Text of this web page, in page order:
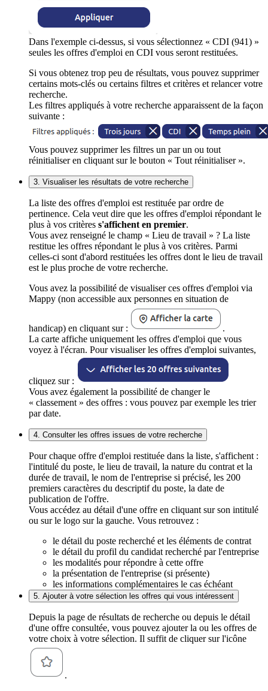
Dans l'exemple ci-dessus, si vous sélectionnez « CDI (941) »
seules les offres d'emploi en CDI vous seront restituées.
Si vous obtenez trop peu de résultats, vous pouvez supprimer
certains mots-clés ou certains filtres et critères et relancer votre
recherche.
Les filtres appliqués à votre recherche apparaissent de la façon
suivante :
Vous pouvez supprimer les filtres un par un ou tout
réinitialiser en cliquant sur le bouton « Tout réinitialiser ».
3. Visualiser les résultats de votre recherche
La liste des offres d'emploi est restituée par ordre de
pertinence. Cela veut dire que les offres d'emploi répondant le
plus à vos critères s'affichent en premier.
Vous avez renseigné le champ « Lieu de travail » ? La liste
restitue les offres répondant le plus à vos critères. Parmi
celles-ci sont d'abord restituées les offres dont le lieu de travail
est le plus proche de votre recherche.
Vous avez la possibilité de visualiser ces offres d'emploi via
Mappy (non accessible aux personnes en situation de
handicap) en cliquant sur :
.
La carte affiche uniquement les offres d'emploi que vous
voyez à l'écran. Pour visualiser les offres d'emploi suivantes,
cliquez sur :
Vous avez également la possibilité de changer le
« classement » des offres : vous pouvez par exemple les trier
par date.
4. Consulter les offres issues de votre recherche
Pour chaque offre d'emploi restituée dans la liste, s'affichent :
l'intitulé du poste, le lieu de travail, la nature du contrat et la
durée de travail, le nom de l'entreprise si précisé, les 200
premiers caractères du descriptif du poste, la date de
publication de l'offre.
Vous accédez au détail d'une offre en cliquant sur son intitulé
ou sur le logo sur la gauche. Vous retrouvez :
le détail du poste recherché et les éléments de contrat
le détail du profil du candidat recherché par l'entreprise
les modalités pour répondre à cette offre
la présentation de l'entreprise (si présente)
les informations complémentaires le cas échéant
5. Ajouter à votre sélection les offres qui vous intéressent
Depuis la page de résultats de recherche ou depuis le détail
d'une offre consultée, vous pouvez ajouter la ou les offres de
votre choix à votre sélection. Il suffit de cliquer sur l'icône
.